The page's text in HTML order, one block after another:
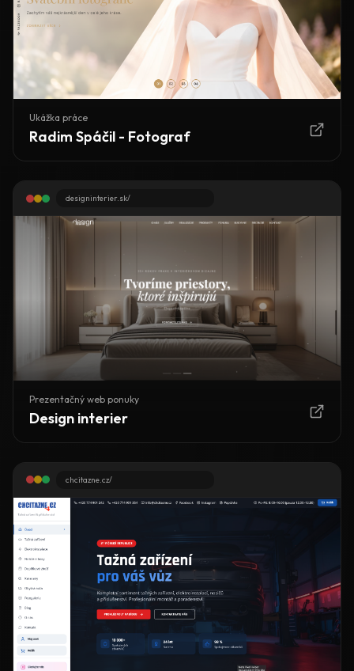
Ukážka práce
Radim Spáčil - Fotograf
designinterier.sk/
Prezentačný web ponuky
Design interier
chcitazne.cz/